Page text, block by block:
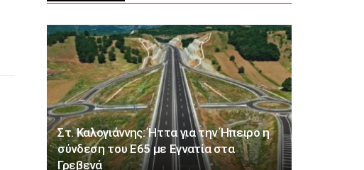
Στ. Καλογιάννης: Ήττα για την Ήπειρο η
σύνδεση του Ε65 με Εγνατία στα
Γρεβενά